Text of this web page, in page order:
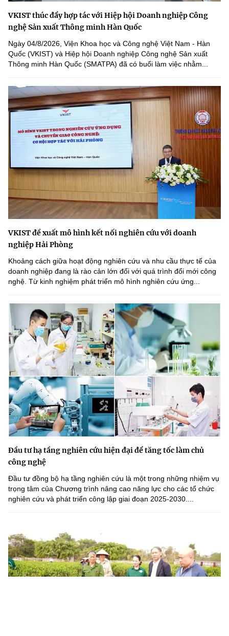
VKIST thúc đẩy hợp tác với Hiệp hội Doanh nghiệp Công
nghệ Sản xuất Thông minh Hàn Quốc
Ngày 04/8/2026, Viện Khoa học và Công nghệ Việt Nam - Hàn
Quốc (VKIST) và Hiệp hội Doanh nghiệp Công nghệ Sản xuất
Thông minh Hàn Quốc (SMATPA) đã có buổi làm việc nhằm...
VKIST đề xuất mô hình kết nối nghiên cứu với doanh
nghiệp Hải Phòng
Khoảng cách giữa hoạt động nghiên cứu và nhu cầu thực tế của
doanh nghiệp đang là rào cản lớn đối với quá trình đổi mới công
nghệ. Từ kinh nghiệm phát triển mô hình nghiên cứu ứng...
Đầu tư hạ tầng nghiên cứu hiện đại để tăng tốc làm chủ
công nghệ
Đầu tư đồng bộ hạ tầng nghiên cứu là một trong những nhiệm vụ
trọng tâm của Chương trình nâng cao năng lực cho các tổ chức
nghiên cứu và phát triển công lập giai đoạn 2025-2030....